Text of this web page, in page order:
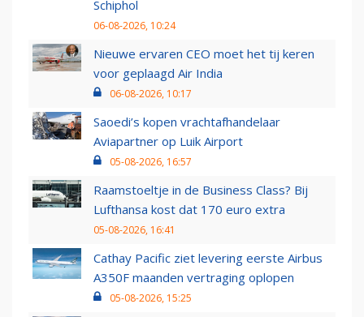
Schiphol
06-08-2026, 10:24
Nieuwe ervaren CEO moet het tij keren
voor geplaagd Air India
06-08-2026, 10:17
Saoedi’s kopen vrachtafhandelaar
Aviapartner op Luik Airport
05-08-2026, 16:57
Raamstoeltje in de Business Class? Bij
Lufthansa kost dat 170 euro extra
05-08-2026, 16:41
Cathay Pacific ziet levering eerste Airbus
A350F maanden vertraging oplopen
05-08-2026, 15:25